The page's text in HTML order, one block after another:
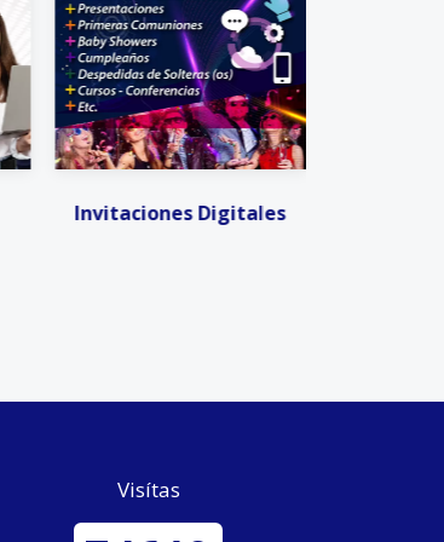
Invitaciones Digitales
Visítas